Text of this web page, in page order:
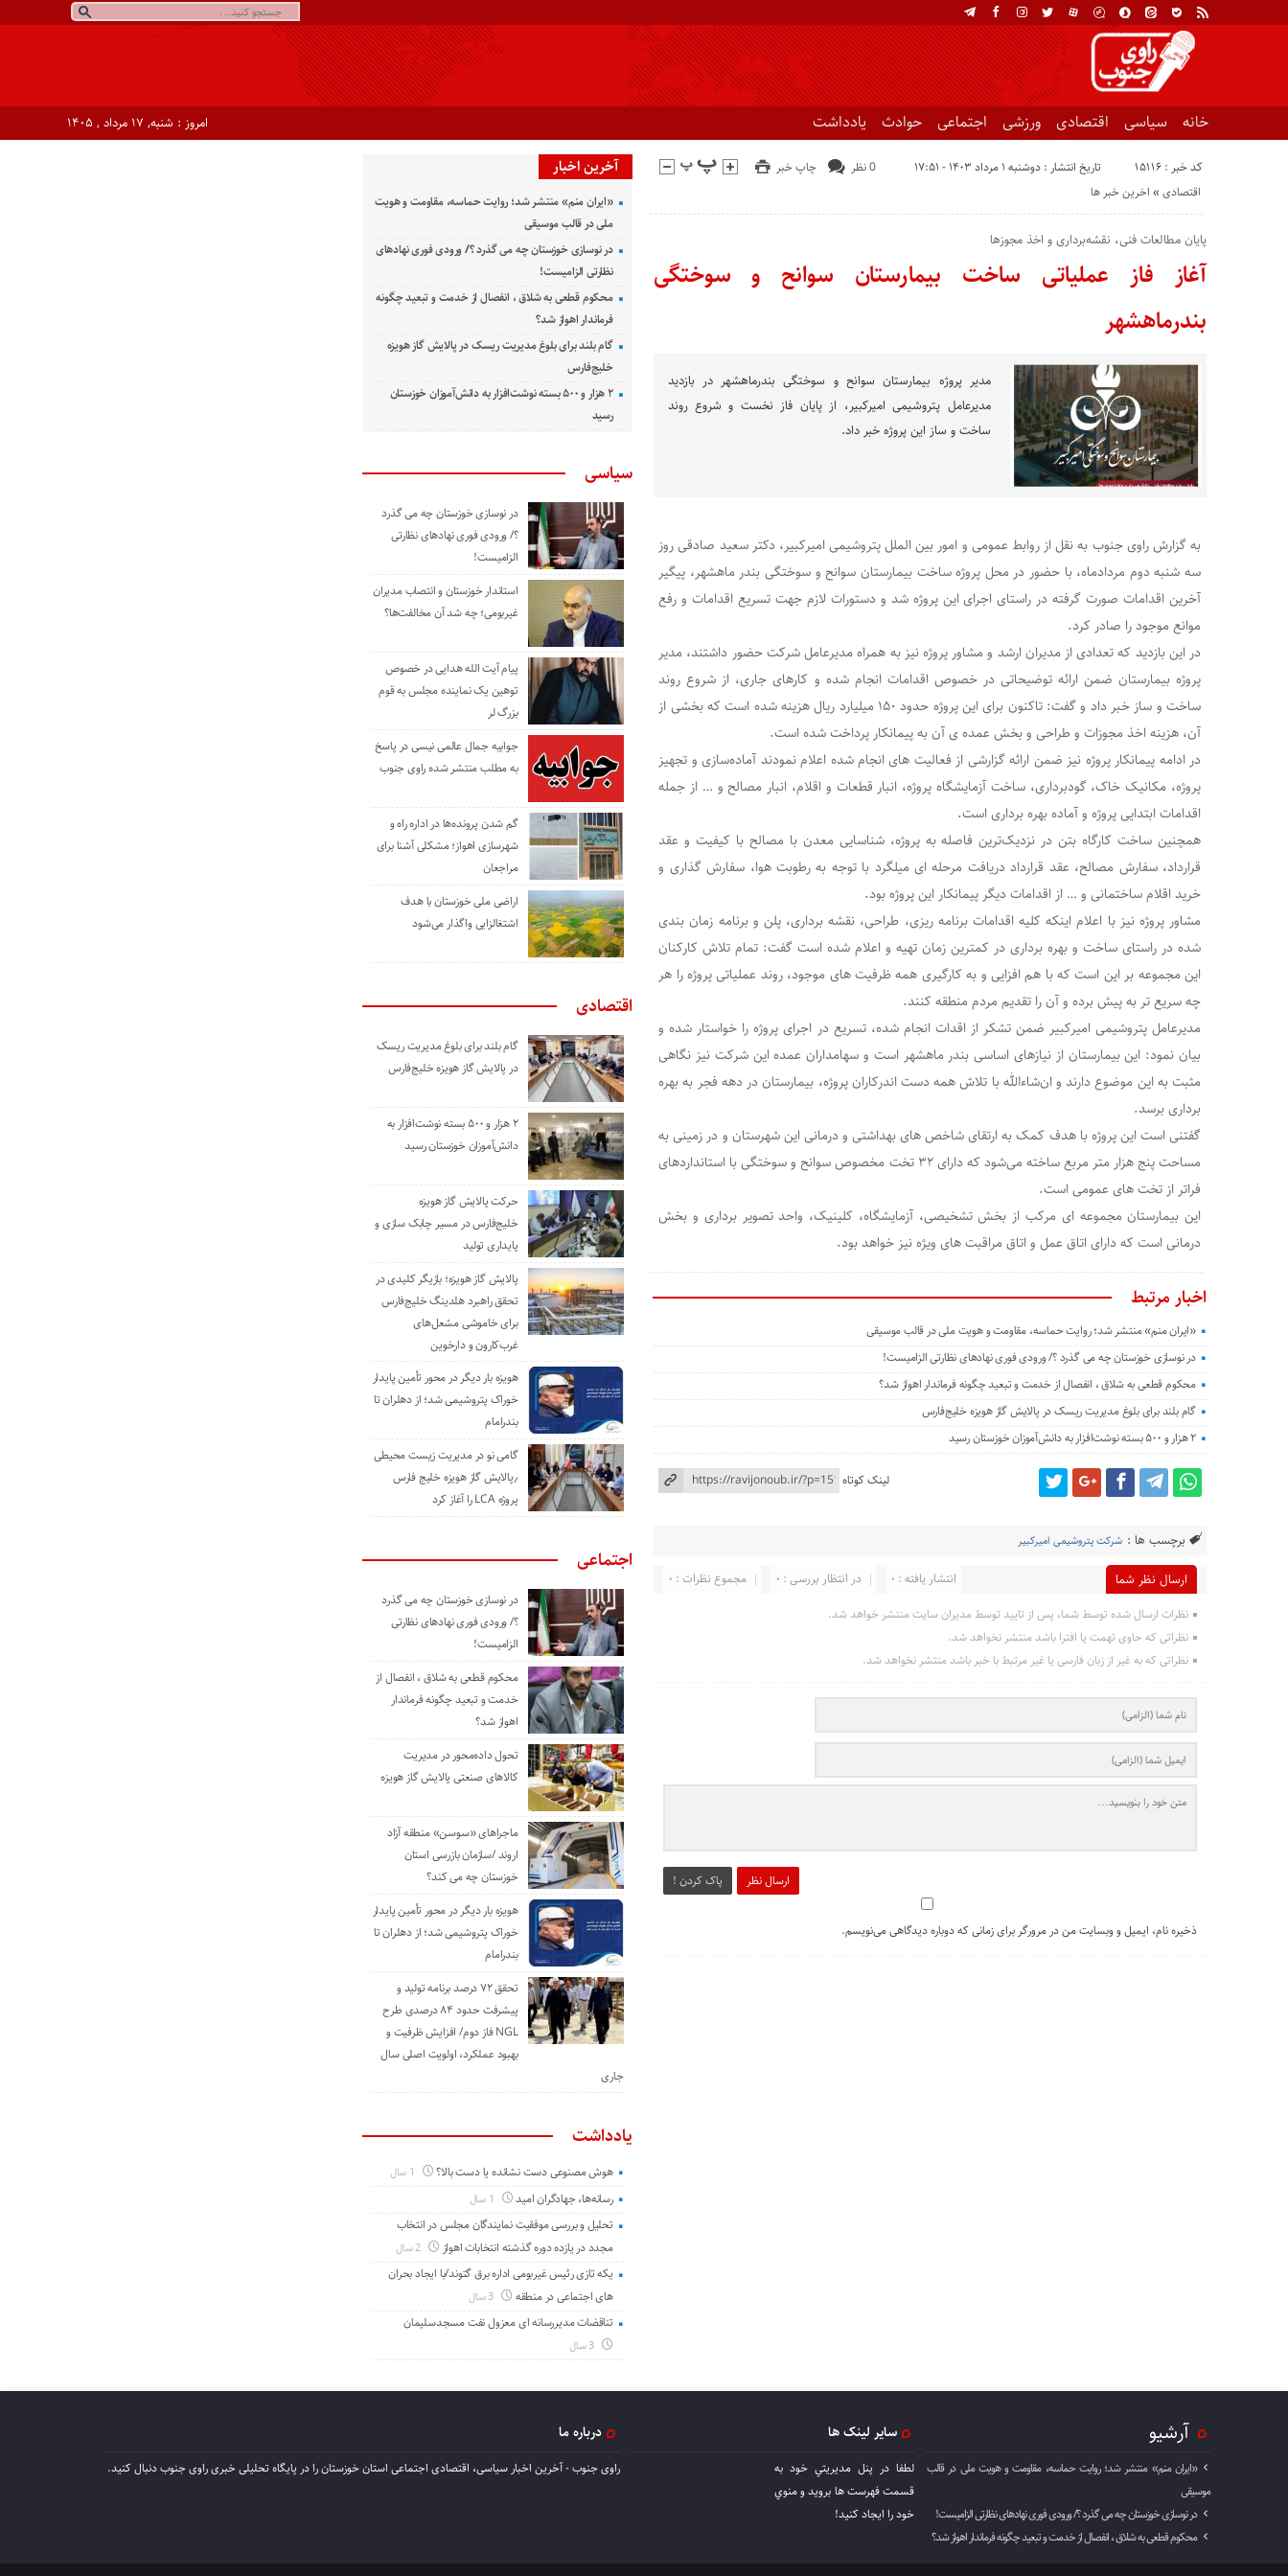
خانه سیاسی اقتصادی ورزشی اجتماعی حوادث یادداشت امروز : شنبه, ۱۷ مرداد , ۱۴۰۵
کد خبر : 15116 تاریخ انتشار : دوشنبه ۱ مرداد ۱۴۰۳ - ۱۷:۵۱ چاپ خبر
0 نظر
اخرین خبر ها « اقتصادی
پایان مطالعات فنی، نقشه‌برداری و اخذ مجوزها
آغاز فاز عملیاتی ساخت بیمارستان سوانح و سوختگی
بندر‌ماهشهر
مدیر پروژه بیمارستان سوانح و سوختگی بندر‌ماهشهر در بازدید
مدیرعامل پتروشیمی امیرکبیر، از پایان فاز نخست و شروع روند
ساخت و ساز این پروژه خبر داد.
به گزارش راوی جنوب به نقل از روابط عمومی و امور بین الملل پتروشیمی امیرکبیر، دکتر سعید صادقی روز
سه شنبه دوم مردادماه، با حضور در محل پروژه ساخت بیمارستان سوانح و سوختگی بندر ماهشهر، پیگیر
آخرین اقدامات صورت گرفته در راستای اجرای این پروژه شد و دستورات لازم جهت تسریع اقدامات و رفع
موانع موجود را صادر کرد.
در این بازدید که تعدادی از مدیران ارشد و مشاور پروژه نیز به همراه مدیرعامل شرکت حضور داشتند، مدیر
پروژه بیمارستان ضمن ارائه توضیحاتی در خصوص اقدامات انجام شده و کارهای جاری، از شروع روند
ساخت و ساز خبر داد و گفت: تاکنون برای این پروژه حدود ۱۵۰ میلیارد ریال هزینه شده است که بخشی از
آن، هزینه اخذ مجوزات و طراحی و بخش عمده ی آن به پیمانکار پرداخت شده است.
در ادامه پیمانکار پروژه نیز ضمن ارائه گزارشی از فعالیت های انجام شده اعلام نمودند آماده‌سازی و تجهیز
پروژه، مکانیک خاک، گودبرداری، ساخت آزمایشگاه پروژه، انبار قطعات و اقلام، انبار مصالح و … از جمله
اقدامات ابتدایی پروژه و آماده بهره برداری است.
همچنین ساخت کارگاه بتن در نزدیک‌ترین فاصله به پروژه، شناسایی معدن با مصالح با کیفیت و عقد
قرارداد، سفارش مصالح، عقد قرارداد دریافت مرحله ای میلگرد با توجه به رطوبت هوا، سفارش گذاری و
خرید اقلام ساختمانی و … از اقدامات دیگر پیمانکار این پروژه بود.
مشاور پروژه نیز با اعلام اینکه کلیه اقدامات برنامه ریزی، طراحی، نقشه برداری، پلن و برنامه زمان بندی
شده در راستای ساخت و بهره برداری در کمترین زمان تهیه‌ و اعلام شده است گفت: تمام تلاش کارکنان
این مجموعه بر این است که با هم افزایی و به کارگیری همه ظرفیت های موجود، روند عملیاتی پروژه را هر
چه سریع تر به پیش برده و آن را تقدیم مردم منطقه کنند.
مدیرعامل پتروشیمی امیرکبیر ضمن تشکر از اقدات انجام شده، تسریع در اجرای پروژه را خواستار شده و
بیان نمود: این بیمارستان از نیازهای اساسی بندر ماهشهر است و سهامداران عمده این شرکت نیز نگاهی
مثبت به این موضوع دارند و ان‌شاءالله با تلاش همه دست اندرکاران پروژه، بیمارستان در دهه فجر به بهره
برداری برسد.
گفتنی است این پروژه با هدف کمک به ارتقای شاخص های بهداشتی و درمانی این شهرستان و در زمینی به
مساحت پنج هزار متر مربع ساخته می‌شود که دارای ۳۲ تخت مخصوص سوانح و سوختگی با استانداردهای
فراتر از تخت های عمومی است.
این بیمارستان مجموعه ای مرکب از بخش تشخیصی، آزمایشگاه، کلینیک، واحد تصویر برداری و بخش
درمانی است که دارای اتاق عمل و اتاق مراقبت های ویژه نیز خواهد بود.
اخبار مرتبط
«ایران منم» منتشر شد؛ روایت حماسه، مقاومت و هویت ملی در قالب موسیقی
در نوسازی خوزستان چه می گذرد ؟/ ورودی فوری نهادهای نظارتی الزامیست!
محکوم قطعی به شلاق ، انفصال از خدمت و تبعید چگونه فرماندار اهواز شد؟
گام بلند برای بلوغ مدیریت ریسک در پالایش گاز هویزه خلیج‌فارس
۲ هزار و ۵۰۰ بسته نوشت‌افزار به دانش‌آموزان خوزستان رسید
لینک کوتاه
برچسب ها : شرکت پتروشیمی امیرکبیر
ارسال نظر شما مجموع نظرات : 0 در انتظار بررسی : 0 انتشار یافته : 0
نظرات ارسال شده توسط شما، پس از تایید توسط مدیران سایت منتشر خواهد شد.
نظراتی که حاوی تهمت یا افترا باشد منتشر نخواهد شد.
نظراتی که به غیر از زبان فارسی یا غیر مرتبط با خبر باشد منتشر نخواهد شد.
ارسال نظر پاک کردن !
ذخیره نام، ایمیل و وبسایت من در مرورگر برای زمانی که دوباره دیدگاهی می‌نویسم.
آخرین اخبار
«ایران منم» منتشر شد؛ روایت حماسه، مقاومت و هویت
ملی در قالب موسیقی
در نوسازی خوزستان چه می گذرد ؟/ ورودی فوری نهادهای
نظارتی الزامیست!
محکوم قطعی به شلاق ، انفصال از خدمت و تبعید چگونه
فرماندار اهواز شد؟
گام بلند برای بلوغ مدیریت ریسک در پالایش گاز هویزه
خلیج‌فارس
۲ هزار و ۵۰۰ بسته نوشت‌افزار به دانش‌آموزان خوزستان
رسید
سیاسی
در نوسازی خوزستان چه می گذرد
؟/ ورودی فوری نهادهای نظارتی
الزامیست!
استاندار خوزستان و انتصاب مدیران
غیربومی؛ چه شد آن مخالفت‌ها؟
پیام آیت الله هدایی در خصوص
توهین یک نماینده مجلس به قوم
بزرگ لر
جوابیه جمال عالمی نیسی در پاسخ
به مطلب منتشر شده راوی جنوب
گم شدن پرونده‌ها در اداره راه و
شهرسازی اهواز؛ مشکلی آشنا برای
مراجعان
اراضی ملی خوزستان با هدف
اشتغالزایی واگذار می‌شود
اقتصادی
گام بلند برای بلوغ مدیریت ریسک
در پالایش گاز هویزه خلیج‌فارس
۲ هزار و ۵۰۰ بسته نوشت‌افزار به
دانش‌آموزان خوزستان رسید
حرکت پالایش گاز هویزه
خلیج‌فارس در مسیر چابک سازی و
پایداری تولید
پالایش گاز هویزه؛ بازیگر کلیدی در
تحقق راهبرد هلدینگ خلیج‌فارس
برای خاموشی مشعل‌های
غرب‌کارون و دارخوین
هویزه بار دیگر در محور تأمین پایدار
خوراک پتروشیمی شد؛ از دهلران تا
بندرامام
گامی نو در مدیریت زیست ‌محیطی
٫پالایش گاز هویزه خلیج ‌فارس
پروژه LCA را آغاز کرد
اجتماعی
در نوسازی خوزستان چه می گذرد
؟/ ورودی فوری نهادهای نظارتی
الزامیست!
محکوم قطعی به شلاق ، انفصال از
خدمت و تبعید چگونه فرماندار
اهواز شد؟
تحول داده‌محور در مدیریت
کالاهای صنعتی پالایش گاز هویزه
ماجراهای «سوسن» منطقه آزاد
اروند /سازمان بازرسی استان
خوزستان چه می کند؟
هویزه بار دیگر در محور تأمین پایدار
خوراک پتروشیمی شد؛ از دهلران تا
بندرامام
تحقق ۷۲ درصد برنامه تولید و
پیشرفت حدود ۸۴ درصدی طرح
NGL فاز دوم/ افزایش ظرفیت و
بهبود عملکرد، اولویت اصلی سال
جاری
یادداشت
هوش مصنوعی دست نشانده یا دست بالا؟
رسانه‌ها، جهادگران امید
تحلیل و بررسی موفقیت نمایندگان مجلس در انتخاب
مجدد در یازده دوره گذشته انتخابات اهواز
یکه تازی رئیس غیربومی اداره برق گتوند/با ایجاد بحران
های اجتماعی در منطقه
تناقضات مدیررسانه ای معزول نفت مسجدسلیمان
آرشیو
«ایران منم» منتشر شد؛ روایت حماسه، مقاومت و هویت ملی در قالب
موسیقی
در نوسازی خوزستان چه می گذرد ؟/ ورودی فوری نهادهای نظارتی الزامیست!
محکوم قطعی به شلاق ، انفصال از خدمت و تبعید چگونه فرماندار اهواز شد؟
سایر لینک ها
لطفا در پنل مديريتي خود به
قسمت فهرست ها برويد و منوي
خود را ايجاد كنيد!
درباره ما
راوی جنوب - آخرین اخبار سیاسی، اقتصادی اجتماعی استان خوزستان را در پایگاه تحلیلی خبری راوی جنوب دنبال کنید.